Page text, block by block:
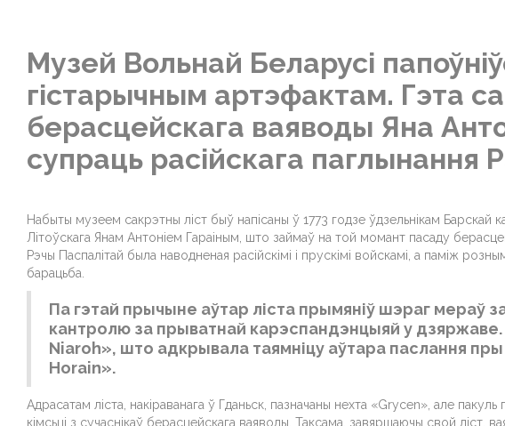
Музей Вольнай Беларусі
гістарычным артэфактам. Гэта
берасцейскага ваяводы Яна
супраць расійскага паглынання
Набыты музеем сакрэтны ліст быў напісаны ў 1773 годзе ўдзельнікам Барскай
Літоўскага Янам Антоніем Гараіным, што займаў на той момант пасаду
Рэчы Паспалітай была наводненая расійскімі і прускімі войскамі, а паміж
барацьба.
Па гэтай прычыне аўтар ліста прымяніў шэраг мераў
кантролю за прыватнай карэспандэнцыяй у дзяржаве.
Niaroh», што адкрывала таямніцу аўтара паслання
Horain».
Адрасатам ліста, накіраванага ў Гданьск, пазначаны нехта «Grycen», але
кімсьці з сучаснікаў берасцейскага ваяводы. Таксама, завяршаючы свой ліст,